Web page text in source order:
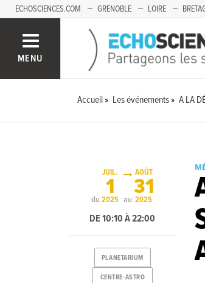
ECHOSCIENCES.COM GRENOBLE LOIRE
MENU
Accueil Les événements A LA
du
JUIL.
1
2025 au
AOÛT
31
2025
DE 10:10 À 22:00
PLANETARIUM
CENTRE-ASTRO